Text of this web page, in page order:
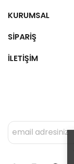
KURUMSAL
SİPARİŞ
İLETİŞİM